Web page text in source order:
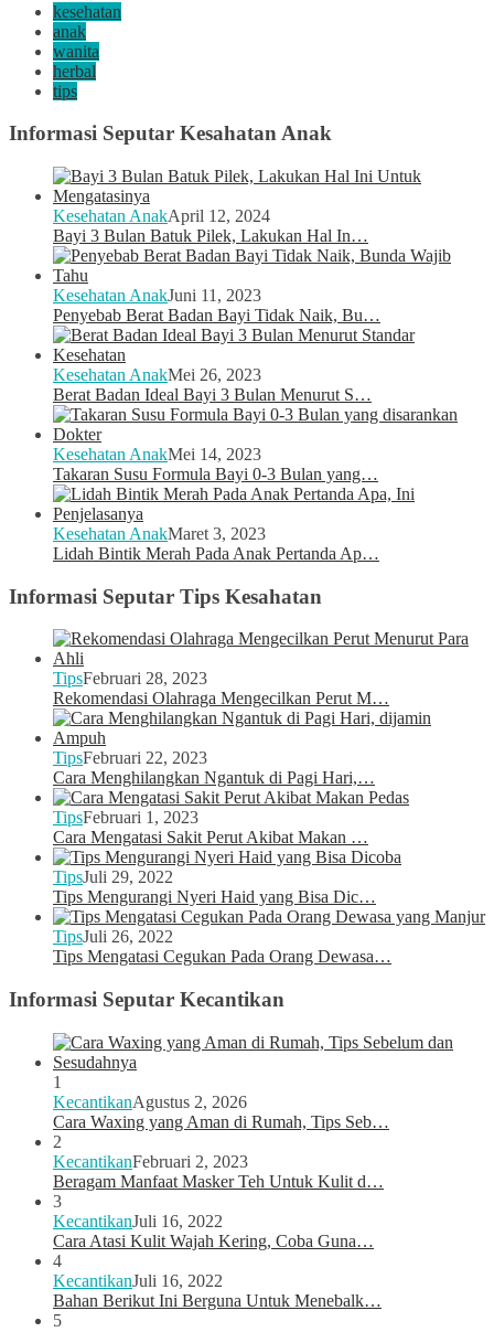
kesehatan
anak
wanita
herbal
tips
Informasi Seputar Kesahatan Anak
Kesehatan AnakApril 12, 2024
Bayi 3 Bulan Batuk Pilek, Lakukan Hal In…
Kesehatan AnakJuni 11, 2023
Penyebab Berat Badan Bayi Tidak Naik, Bu…
Kesehatan AnakMei 26, 2023
Berat Badan Ideal Bayi 3 Bulan Menurut S…
Kesehatan AnakMei 14, 2023
Takaran Susu Formula Bayi 0-3 Bulan yang…
Kesehatan AnakMaret 3, 2023
Lidah Bintik Merah Pada Anak Pertanda Ap…
Informasi Seputar Tips Kesahatan
TipsFebruari 28, 2023
Rekomendasi Olahraga Mengecilkan Perut M…
TipsFebruari 22, 2023
Cara Menghilangkan Ngantuk di Pagi Hari,…
TipsFebruari 1, 2023
Cara Mengatasi Sakit Perut Akibat Makan …
TipsJuli 29, 2022
Tips Mengurangi Nyeri Haid yang Bisa Dic…
TipsJuli 26, 2022
Tips Mengatasi Cegukan Pada Orang Dewasa…
Informasi Seputar Kecantikan
1
KecantikanAgustus 2, 2026
Cara Waxing yang Aman di Rumah, Tips Seb…
2
KecantikanFebruari 2, 2023
Beragam Manfaat Masker Teh Untuk Kulit d…
3
KecantikanJuli 16, 2022
Cara Atasi Kulit Wajah Kering, Coba Guna…
4
KecantikanJuli 16, 2022
Bahan Berikut Ini Berguna Untuk Menebalk…
5